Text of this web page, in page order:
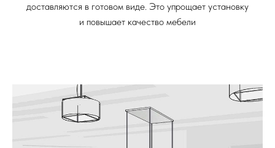
доставляются в готовом виде. Это упрощает установку
и повышает качество мебели